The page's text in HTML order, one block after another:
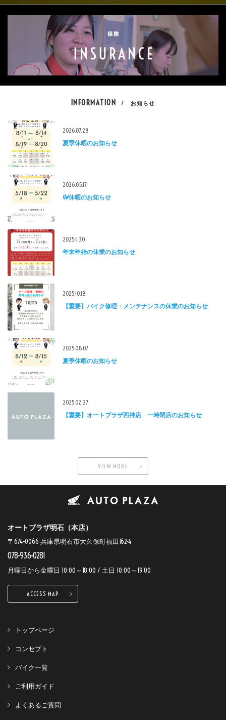
INFORMATION / お知らせ
2026.07.28
夏季休暇のお知らせ
2026.05.17
GW休暇のお知らせ
2025.11.30
年末年始の休業のお知らせ
2025.10.18
【重要】バイク修理・メンテナンスの休業のお知らせ
2025.08.07
夏季休暇のお知らせ
2025.02.27
【重要】オートプラザ西神店 一時閉店のお知らせ
VIEW MORE
オートプラザ明石（本店）
〒674-0066 兵庫県明石市大久保町福田162-4
078-936-0281
月曜日から金曜日 10:00～18:00 / 土日 10:00～19:00
ACCESS MAP
トップページ
コンセプト
バイク一覧
ご利用ガイド
よくあるご質問